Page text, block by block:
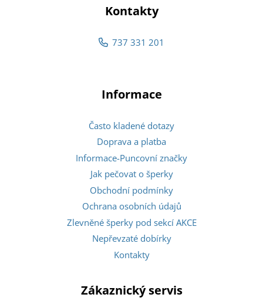
Kontakty
737 331 201
Informace
Často kladené dotazy
Doprava a platba
Informace-Puncovní značky
Jak pečovat o šperky
Obchodní podmínky
Ochrana osobních údajů
Zlevněné šperky pod sekcí AKCE
Nepřevzaté dobírky
Kontakty
Zákaznický servis